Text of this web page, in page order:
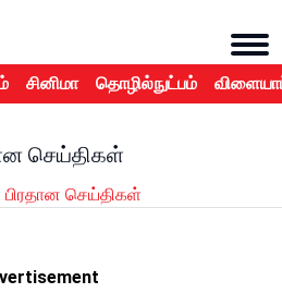
சினிமா தொழில்நுட்பம்
செய்திகள்
பிரதான செய்திகள்